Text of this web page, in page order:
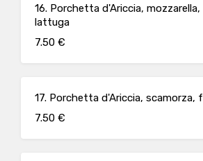
16. Porchetta d'Ariccia,
lattuga
7.50 €
17. Porchetta d'Ariccia, scamorza,
7.50 €